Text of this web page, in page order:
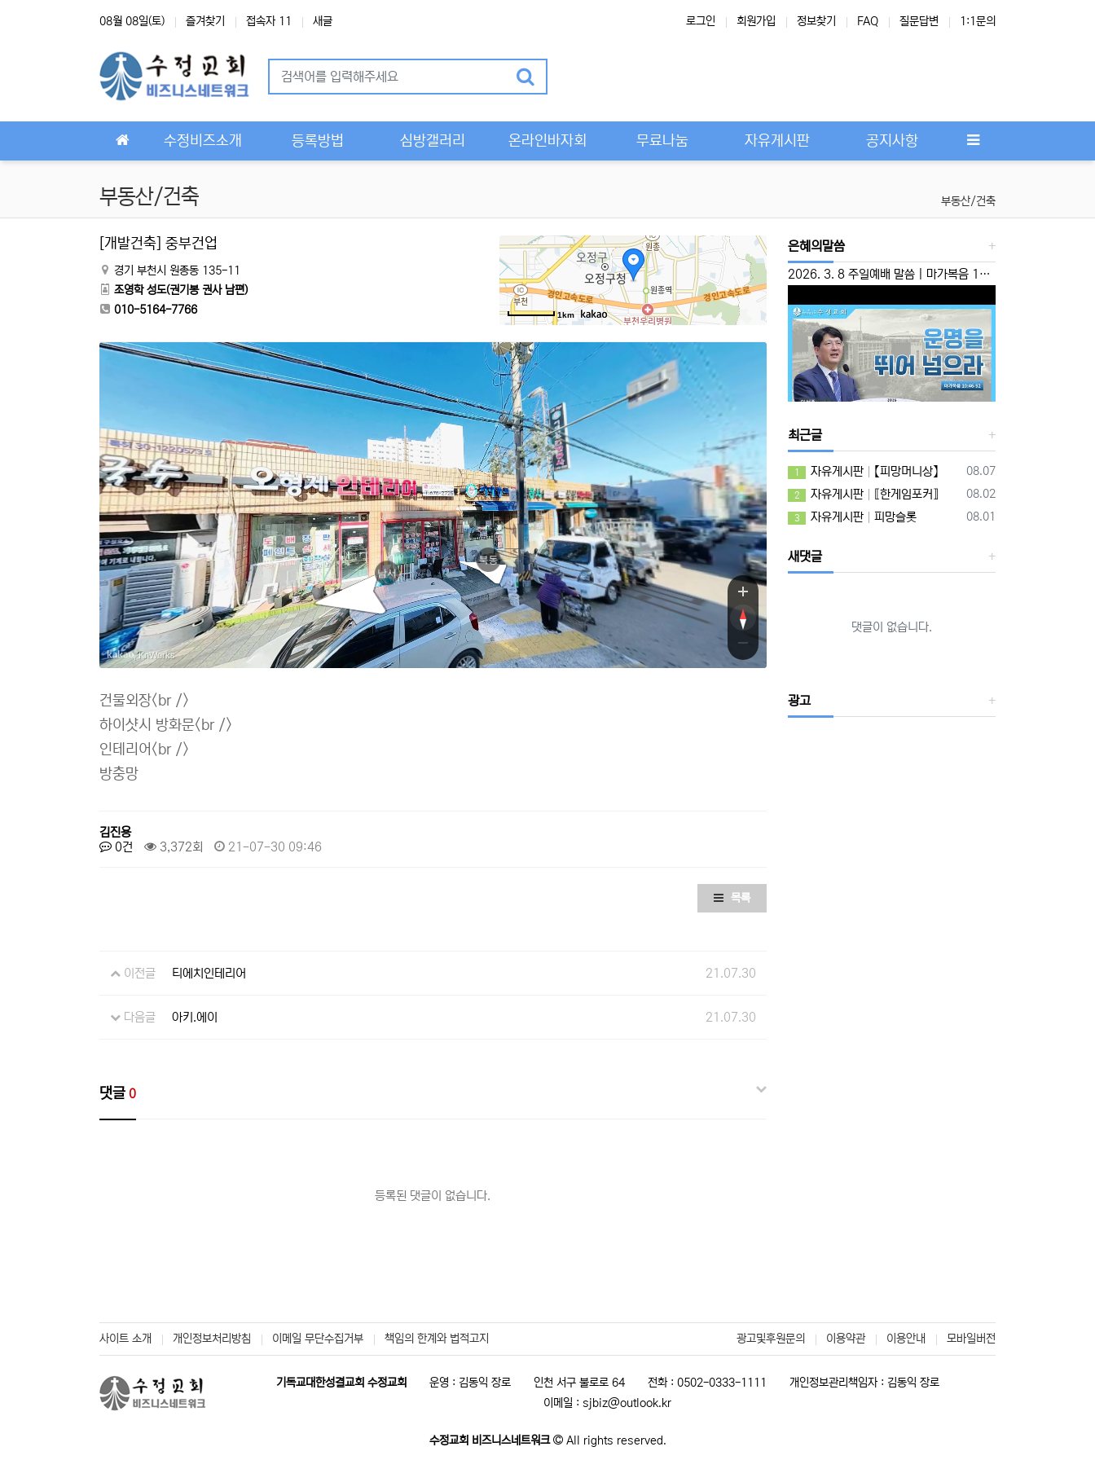
08월 08일(토) 즐겨찾기 접속자 11 새글 로그인 회원가입 정보찾기 FAQ 질문답변 1:1문의
수정비즈소개 등록방법 심방갤러리 온라인바자회 무료나눔 자유게시판 공지사항
부동산/건축 부동산/건축
[개발건축] 중부건업
경기 부천시 원종동 135-11
조영학 성도(권기봉 권사 남편)
010-5164-7766
1km
로128번길
로128번길
남서
북동
, KnWorks
건물외장<br />
하이샷시 방화문<br />
인테리어<br />
방충망
김진용
0건
3,372회 21-07-30 09:46
목록
이전글 티에치인테리어 21.07.30
다음글 아키.에이 21.07.30
댓글 0
등록된 댓글이 없습니다.
은혜의말씀
2026. 3. 8 주일예배 말씀 | 마가복음 10:46-52 | ‘운명을 뛰어 넘으라’ 이성준 담임목사
최근글
등록일
08.07
1 자유게시판 【피망머니상】
등록일
08.02
2 자유게시판 ⟦한게임포커⟧
등록일
08.01
3 자유게시판 피망슬롯
새댓글
댓글이 없습니다.
광고
사이트 소개 개인정보처리방침 이메일 무단수집거부 책임의 한계와 법적고지 광고및후원문의 이용약관 이용안내 모바일버전
기독교대한성결교회 수정교회 운영 : 김동익 장로 인천 서구 불로로 64 전화 : 0502-0333-1111
개인정보관리책임자 : 김동익 장로
이메일 : sjbiz@outlook.kr
수정교회 비즈니스네트워크 All rights reserved.